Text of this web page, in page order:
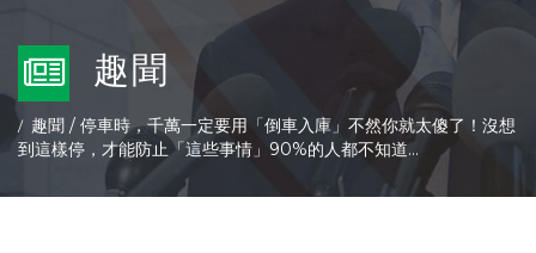
趣聞
趣聞 / 停車時，千萬一定要用「倒車入庫」不然你就太傻了！沒想
到這樣停，才能防止「這些事情」90%的人都不知道…